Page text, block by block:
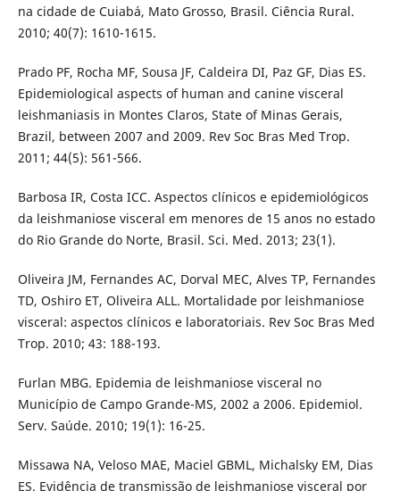
na cidade de Cuiabá, Mato Grosso, Brasil. Ciência Rural.
2010; 40(7): 1610-1615.
Prado PF, Rocha MF, Sousa JF, Caldeira DI, Paz GF, Dias ES.
Epidemiological aspects of human and canine visceral
leishmaniasis in Montes Claros, State of Minas Gerais,
Brazil, between 2007 and 2009. Rev Soc Bras Med Trop.
2011; 44(5): 561-566.
Barbosa IR, Costa ICC. Aspectos clínicos e epidemiológicos
da leishmaniose visceral em menores de 15 anos no estado
do Rio Grande do Norte, Brasil. Sci. Med. 2013; 23(1).
Oliveira JM, Fernandes AC, Dorval MEC, Alves TP, Fernandes
TD, Oshiro ET, Oliveira ALL. Mortalidade por leishmaniose
visceral: aspectos clínicos e laboratoriais. Rev Soc Bras Med
Trop. 2010; 43: 188-193.
Furlan MBG. Epidemia de leishmaniose visceral no
Município de Campo Grande-MS, 2002 a 2006. Epidemiol.
Serv. Saúde. 2010; 19(1): 16-25.
Missawa NA, Veloso MAE, Maciel GBML, Michalsky EM, Dias
ES. Evidência de transmissão de leishmaniose visceral por